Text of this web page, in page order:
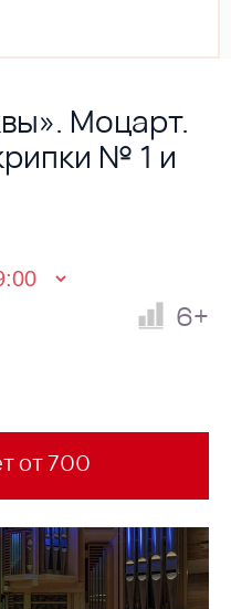
Моцарт.
№ 1 и
6+
от 700